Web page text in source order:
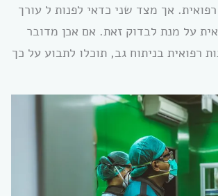
אך מצד שני כדאי לפנות ל עורך
על מנת לבדוק זאת. אם אכן מדובר
רפואית בניתוח גב, תוכלו לתבוע על כך